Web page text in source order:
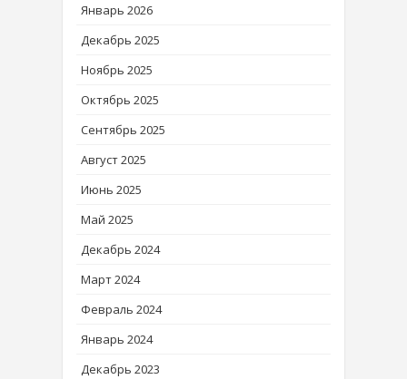
Январь 2026
Декабрь 2025
Ноябрь 2025
Октябрь 2025
Сентябрь 2025
Август 2025
Июнь 2025
Май 2025
Декабрь 2024
Март 2024
Февраль 2024
Январь 2024
Декабрь 2023